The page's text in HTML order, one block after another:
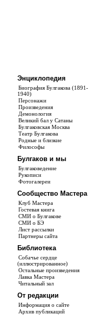
Энциклопедия
Биография Булгакова (1891-
1940)
Персонажи
Произведения
Демонология
Великий бал у Сатаны
Булгаковская Москва
Театр Булгакова
Родные и близкие
Философы
Булгаков и мы
Булгаковедение
Рукописи
Фотогалереи
Сообщество Мастера
Клуб Мастера
Гостевая книга
СМИ о Булгакове
СМИ о БЭ
Лист рассылки
Партнеры сайта
Библиотека
Собачье сердце
(иллюстрированное)
Остальные произведения
Лавка Мастера
Читальный зал
От редакции
Информация о сайте
Архив публикаций